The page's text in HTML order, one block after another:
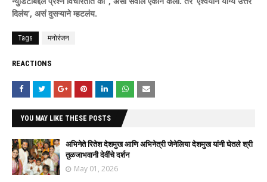
दिलंय’, असं दुसऱ्याने म्हटलंय.
Tags मनोरंजन
REACTIONS
YOU MAY LIKE THESE POSTS
अभिनेते रितेश देशमुख आणि अभिनेत्री जेनेलिया देशमुख यांनी घेतले श्री
तुळजाभवानी देवींचे दर्शन
May 01, 2026